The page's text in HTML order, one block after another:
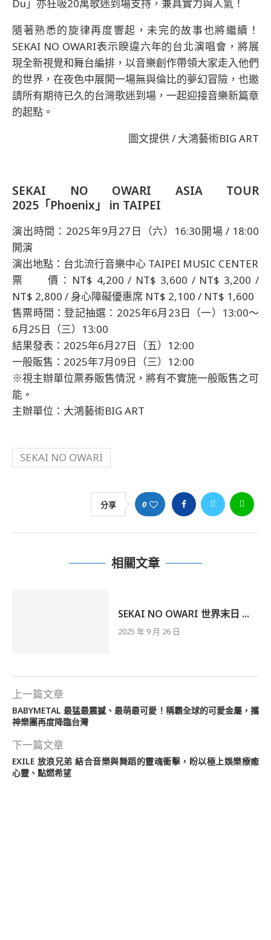
Du」亦狂吸20萬歌迷到場支持，兼具實力與人氣！
隨著熟悉的旋律再度響起，未完的故事也將繼續！
SEKAI NO OWARI表示睽違六年的台北演唱會，將展
現全新視覺和舞台編排，以音樂創作帶領大家走入他們
的世界，在夜色中展開一場無與倫比的夢幻冒險，也邀
請所有期待已久的台灣歌迷到場，一起迎接音樂新篇章
的起點。
圖文提供 / 大鴻藝術BIG ART
SEKAI NO OWARI ASIA TOUR
2025「Phoenix」 in TAIPEI
演出時間：2025年9月27日（六）16:30開場 / 18:00
開演
演出地點：台北流行音樂中心 TAIPEI MUSIC CENTER
票 價：NT$ 4,200 / NT$ 3,600 / NT$ 3,200 /
NT$ 2,800 / 身心障礙優惠席 NT$ 2,100 / NT$ 1,600
售票時間：登記抽選：2025年6月23日（一）13:00～
6月25日（三）13:00
結果發表：2025年6月27日（五）12:00
一般販售：2025年7月09日（三）12:00
※視主辦單位票券販售情況，將有不實施一般販售之可
能。
主辦單位：大鴻藝術BIG ART
SEKAI NO OWARI
分享 0
相關文章
SEKAI NO OWARI 世界末日 ...
2025 年 9 月 26 日
上一篇文章
BABYMETAL 最猛最震撼、最萌最可愛！稱霸全球的可愛金屬，攜
神樂團再度降臨台灣
下一篇文章
EXILE 放浪兄弟 結合音樂與舞蹈的靈魂衝擊，盼以極上娛樂療癒
心靈、點燃希望